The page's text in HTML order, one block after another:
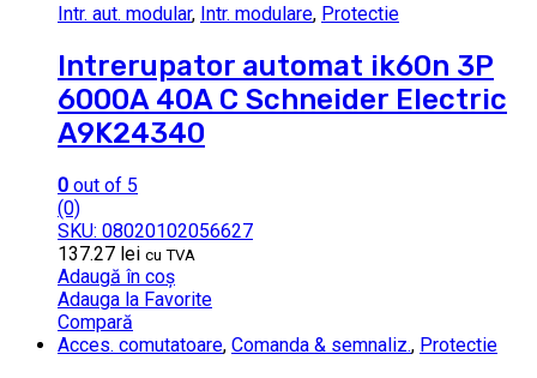
Intr. aut. modular, Intr. modulare, Protectie
Intrerupator automat ik60n 3P
6000A 40A C Schneider Electric
A9K24340
0 out of 5
(0)
SKU: 08020102056627
137.27 lei cu TVA
Adaugă în coș
Adauga la Favorite
Compară
Acces. comutatoare, Comanda & semnaliz., Protectie